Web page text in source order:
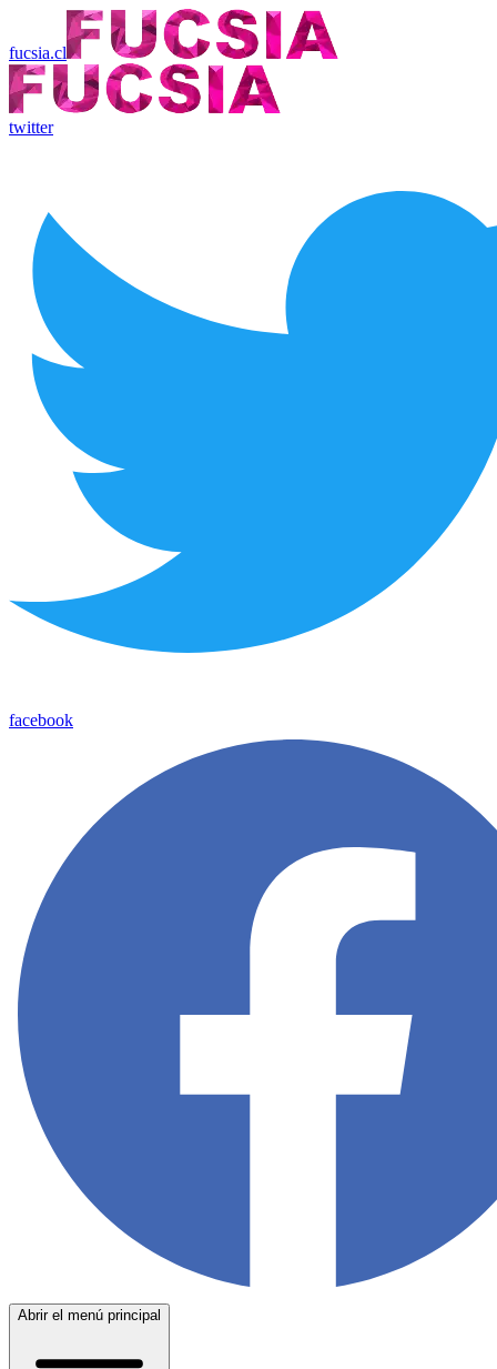
fucsia.cl
twitter
facebook
Abrir el menú principal